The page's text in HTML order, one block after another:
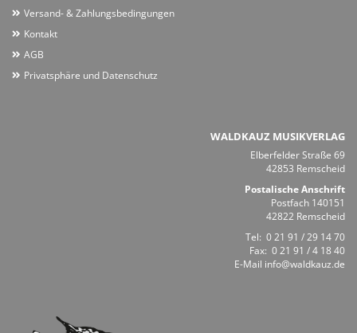
Versand- & Zahlungsbedingungen
Kontakt
AGB
Privatsphäre und Datenschutz
WALDKAUZ MUSIKVERLAG
Elberfelder Straße 69
42853 Remscheid
Postalische Anschrift
Postfach 140151
42822 Remscheid
Tel: 0 21 91 / 29 14 70
Fax: 0 21 91 / 4 18 40
E-Mail info@waldkauz.de